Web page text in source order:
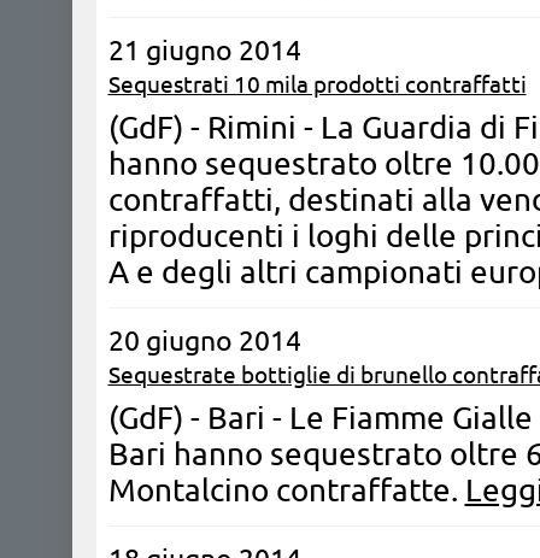
21 giugno 2014
Sequestrati 10 mila prodotti contraffatti
(GdF) - Rimini - La Guardia di
hanno sequestrato oltre
contraffatti, destinati alla
riproducenti i loghi delle
A e degli altri campionati
20 giugno 2014
Sequestrate bottiglie di brunello
(GdF) - Bari - Le Fiamme
Bari hanno sequestrato oltre
Montalcino contraffatte.